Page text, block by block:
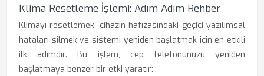
Klima Resetleme İşlemi: Adım Adım Rehber
Klimayı resetlemek, cihazın hafızasındaki geçici yazılımsal
hataları silmek ve sistemi yeniden başlatmak için en etkili
ilk adımdır. Bu işlem, cep telefonunuzu yeniden
başlatmaya benzer bir etki yaratır: